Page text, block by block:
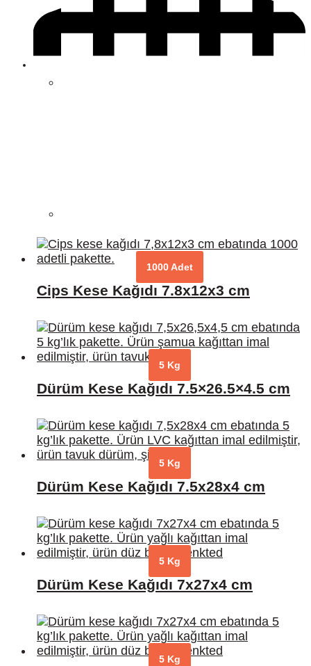
1000 Adet
Cips Kese Kağıdı 7.8x12x3 cm
5 Kg
Dürüm Kese Kağıdı 7.5×26.5×4.5 cm
5 Kg
Dürüm Kese Kağıdı 7.5x28x4 cm
5 Kg
Dürüm Kese Kağıdı 7x27x4 cm
5 Kg